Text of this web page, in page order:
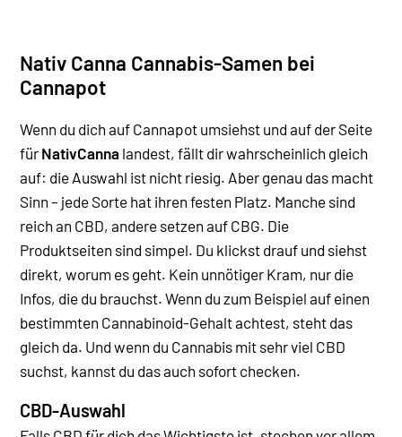
Nativ Canna Cannabis-Samen bei
Cannapot
Wenn du dich auf Cannapot umsiehst und auf der Seite
für NativCanna landest, fällt dir wahrscheinlich gleich
auf: die Auswahl ist nicht riesig. Aber genau das macht
Sinn – jede Sorte hat ihren festen Platz. Manche sind
reich an CBD, andere setzen auf CBG. Die
Produktseiten sind simpel. Du klickst drauf und siehst
direkt, worum es geht. Kein unnötiger Kram, nur die
Infos, die du brauchst. Wenn du zum Beispiel auf einen
bestimmten Cannabinoid-Gehalt achtest, steht das
gleich da. Und wenn du Cannabis mit sehr viel CBD
suchst, kannst du das auch sofort checken.
CBD-Auswahl